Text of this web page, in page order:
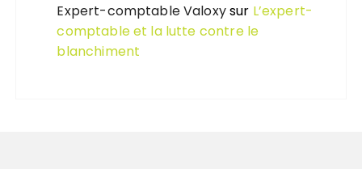
Expert-comptable Valoxysur L’expert-
comptable et la lutte contre le
blanchiment